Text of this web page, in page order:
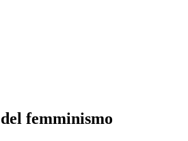
femminismo